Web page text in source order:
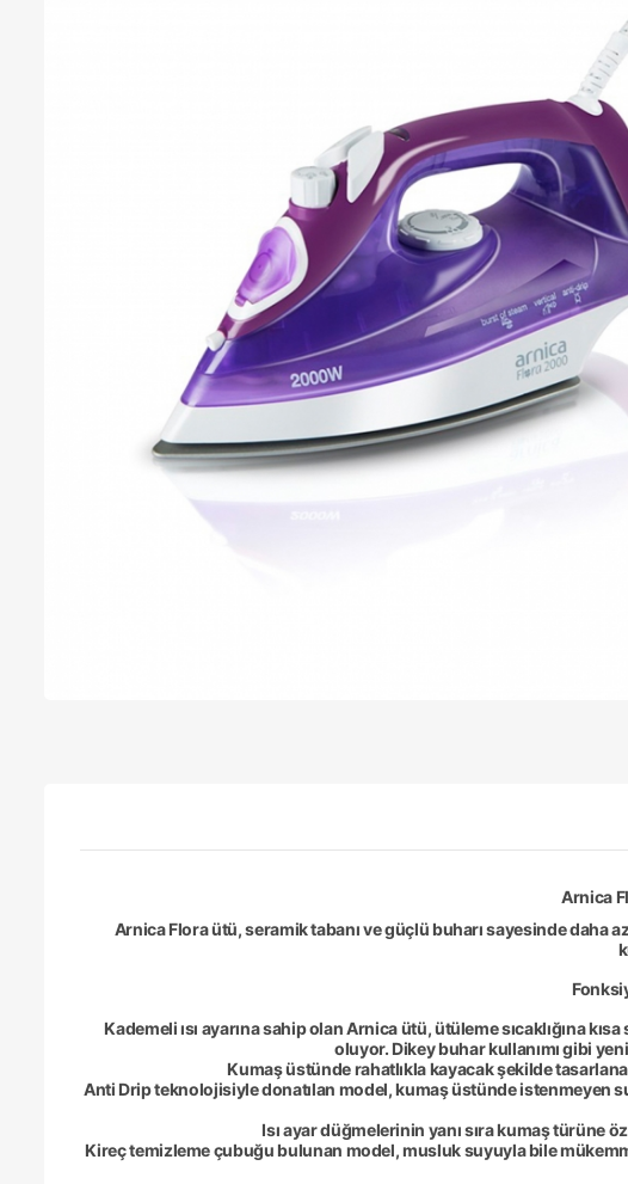
Arnica
Arnica Flora ütü, seramik tabanı ve güçlü buharı sayesinde daha
Kademeli ısı ayarına sahip olan Arnica ütü, ütüleme sıcaklığına
oluyor. Dikey buhar kullanımı gibi
Kumaş üstünde rahatlıkla kayacak şekilde
Anti Drip teknolojisiyle donatılan model, kumaş üstünde istenmeyen
Isı ayar düğmelerinin yanı sıra kumaş türüne
Kireç temizleme çubuğu bulunan model, musluk suyuyla bile